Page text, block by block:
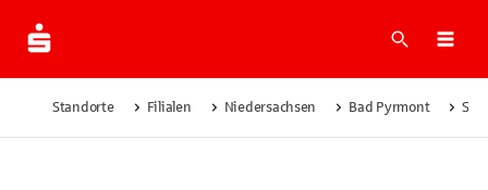
Suche
Standorte Filialen Niedersachsen Bad Pyrmont